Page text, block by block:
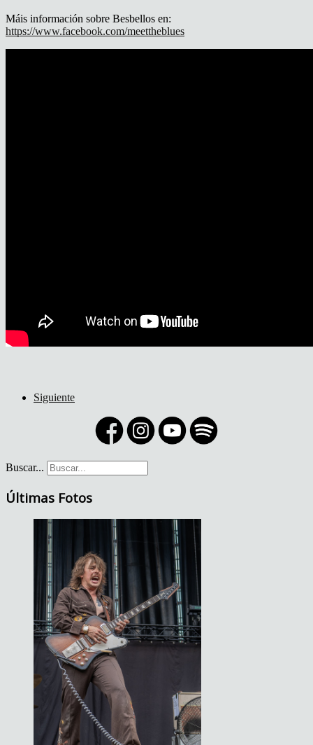
Máis información sobre Besbellos en:
https://www.facebook.com/meettheblues
Siguiente
Buscar...
Últimas Fotos